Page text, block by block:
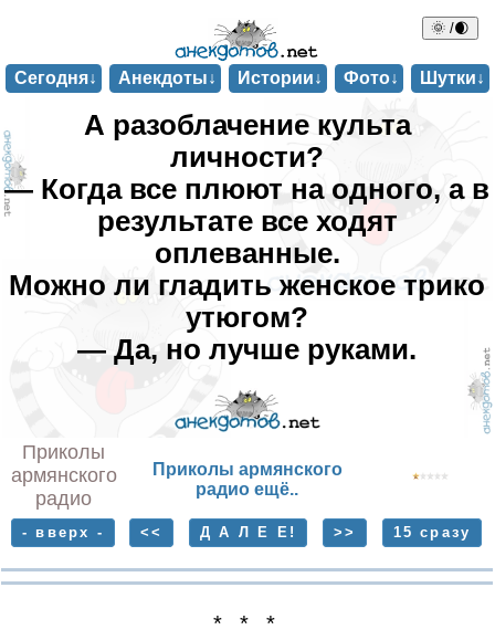
🌞 /🌒
Сегодня↓ Анекдоты↓ Истории↓ Фото↓ Шутки↓
А разоблачение культа
личности?
— Когда все плюют на одного, а в
результате все ходят
оплеванные.
Можно ли гладить женское трико
утюгом?
— Да, но лучше руками.
Приколы
армянского
радио
Приколы армянского
радио ещё..
- вверх - << Д А Л Е Е! >> 15 сразу
* * *